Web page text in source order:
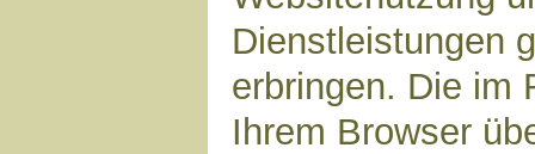
Dienstleistungen
erbringen. Die im
Ihrem Browser